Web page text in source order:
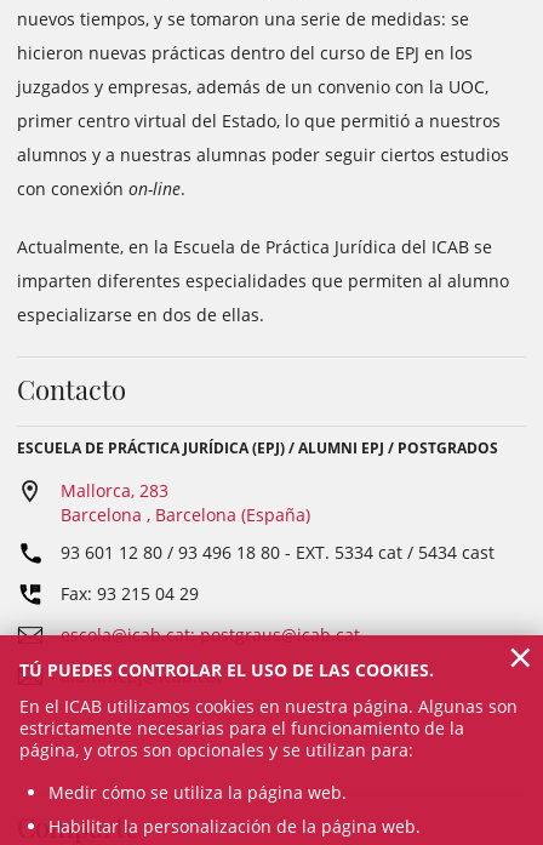
nuevos tiempos, y se tomaron una serie de medidas: se
hicieron nuevas prácticas dentro del curso de EPJ en los
juzgados y empresas, además de un convenio con la UOC,
primer centro virtual del Estado, lo que permitió a nuestros
alumnos y a nuestras alumnas poder seguir ciertos estudios
con conexión on-line.
Actualmente, en la Escuela de Práctica Jurídica del ICAB se
imparten diferentes especialidades que permiten al alumno
especializarse en dos de ellas.
Contacto
ESCUELA DE PRÁCTICA JURÍDICA (EPJ) / ALUMNI EPJ / POSTGRADOS
Mallorca, 283
Barcelona , Barcelona (España)
93 601 12 80 / 93 496 18 80 - EXT. 5334 cat / 5434 cast
Fax: 93 215 04 29
escola@icab.cat; postgraus@icab.cat
alumniepj@icab.cat
Comparte
TÚ PUEDES CONTROLAR EL USO DE LAS COOKIES.
En el ICAB utilizamos cookies en nuestra página. Algunas son
estrictamente necesarias para el funcionamiento de la
página, y otros son opcionales y se utilizan para:
Medir cómo se utiliza la página web.
Habilitar la personalización de la página web.
×